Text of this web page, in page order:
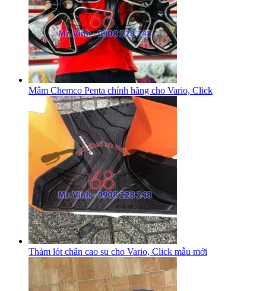
Mâm Chemco Penta chính hãng cho Vario, Click
Thảm lót chân cao su cho Vario, Click mẫu mới